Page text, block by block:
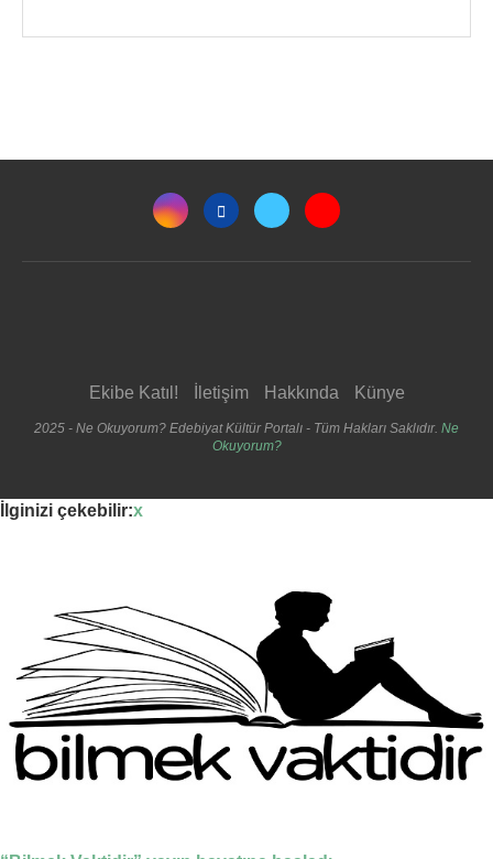
Ekibe Katıl! İletişim Hakkında Künye
2025 - Ne Okuyorum? Edebiyat Kültür Portalı - Tüm Hakları Saklıdır. Ne
Okuyorum?
İlginizi çekebilir:x